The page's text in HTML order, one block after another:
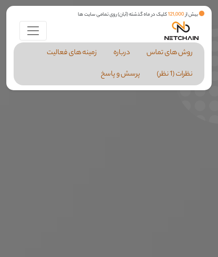
بیش از121,000کلیک در ماه گذشته (آبان) روی تمامی سایت ها
روش های تماس درباره
زمینه های فعالیت
نظرات (1 نظر)
پرسش و پاسخ